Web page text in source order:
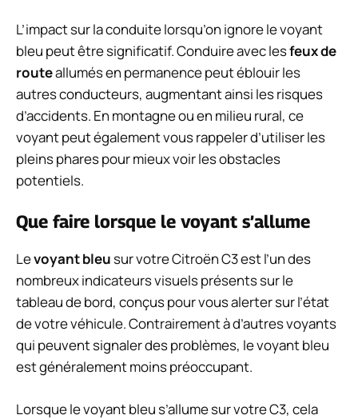
L’impact sur la conduite lorsqu’on ignore le voyant
bleu peut être significatif. Conduire avec lesfeux de
routeallumés en permanence peut éblouir les
autres conducteurs, augmentant ainsi les risques
d’accidents. En montagne ou en milieu rural, ce
voyant peut également vous rappeler d’utiliser les
pleins phares pour mieux voir les obstacles
potentiels.
Que faire lorsque le voyant s’allume
Levoyant bleusur votre Citroën C3 est l’un des
nombreux indicateurs visuels présents sur le
tableau de bord, conçus pour vous alerter sur l’état
de votre véhicule. Contrairement à d’autres voyants
qui peuvent signaler des problèmes, le voyant bleu
est généralement moins préoccupant.
Lorsque le voyant bleu s’allume sur votre C3, cela